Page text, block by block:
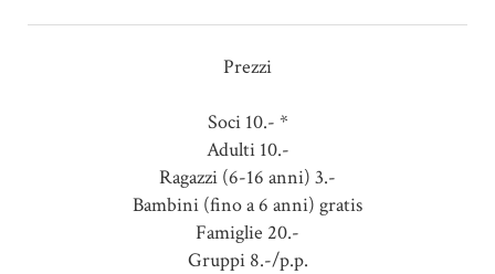
Prezzi
Soci 10.- *
Adulti 10.-
Ragazzi (6-16 anni) 3.-
Bambini (fino a 6 anni) gratis
Famiglie 20.-
Gruppi 8.-/p.p.